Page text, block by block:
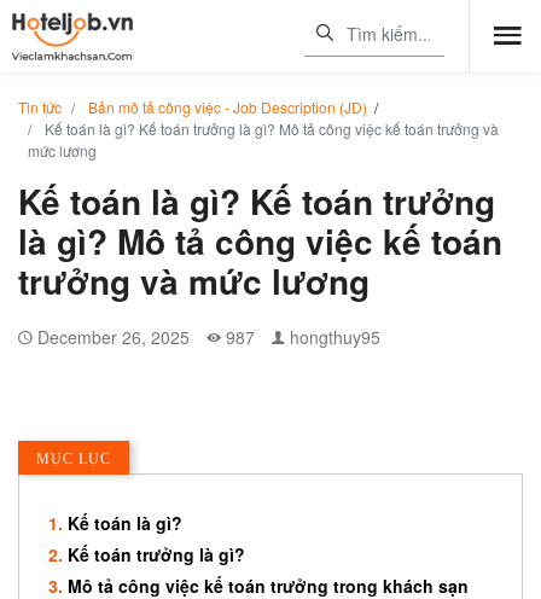
Tin tức Bản mô tả công việc - Job Description (JD) /
Kế toán là gì? Kế toán trưởng là gì? Mô tả công việc kế toán trưởng và
mức lương
Kế toán là gì? Kế toán trưởng
là gì? Mô tả công việc kế toán
trưởng và mức lương
December 26, 2025 987 hongthuy95
MỤC LỤC
Kế toán là gì?
Kế toán trưởng là gì?
Mô tả công việc kế toán trưởng trong khách sạn